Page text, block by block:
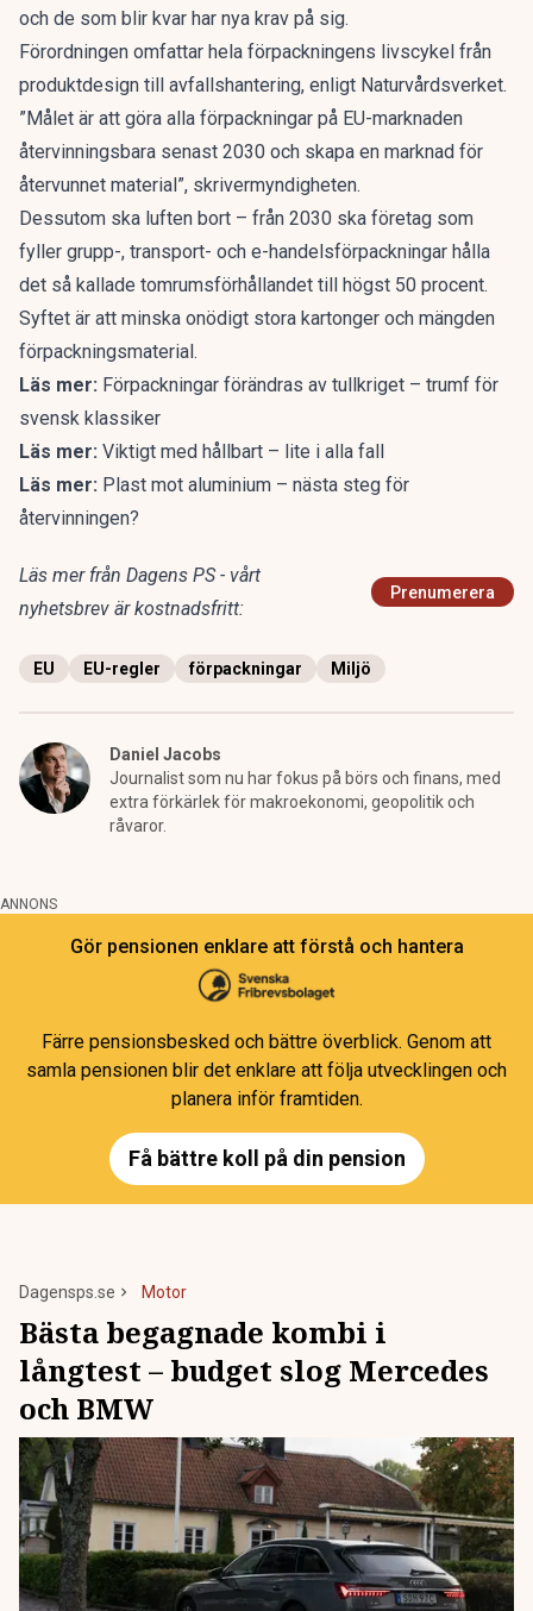
och de som blir kvar har nya krav på sig.
Förordningen omfattar hela förpackningens livscykel från
produktdesign till avfallshantering, enligt Naturvårdsverket.
”Målet är att göra alla förpackningar på EU-marknaden
återvinningsbara senast 2030 och skapa en marknad för
återvunnet material”, skrivermyndigheten.
Dessutom ska luften bort – från 2030 ska företag som
fyller grupp-, transport- och e-handelsförpackningar hålla
det så kallade tomrumsförhållandet till högst 50 procent.
Syftet är att minska onödigt stora kartonger och mängden
förpackningsmaterial.
Läs mer: Förpackningar förändras av tullkriget – trumf för
svensk klassiker
Läs mer: Viktigt med hållbart – lite i alla fall
Läs mer: Plast mot aluminium – nästa steg för
återvinningen?
Läs mer från Dagens PS - vårt
nyhetsbrev är kostnadsfritt:
Prenumerera
EU EU-regler förpackningar Miljö
Daniel Jacobs
Journalist som nu har fokus på börs och finans, med
extra förkärlek för makroekonomi, geopolitik och
råvaror.
ANNONS
Gör pensionen enklare att förstå och hantera
Färre pensionsbesked och bättre överblick. Genom att
samla pensionen blir det enklare att följa utvecklingen och
planera inför framtiden.
Få bättre koll på din pension
Dagensps.se Motor
Bästa begagnade kombi i
långtest – budget slog Mercedes
och BMW